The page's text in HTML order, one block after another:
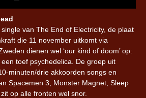
van The End of Electricity, de plaat
die 11 november uitkomt via
dienen wel ‘our kind of doom’ op:
toef psychedelica. De groep uit
minuten/drie akkoorden songs en
Spacemen 3, Monster Magnet, Sleep
op alle fronten wel snor.